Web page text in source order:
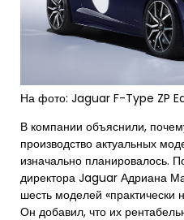
На фото: Jaguar F-Type ZP
В компании объяснили,
производство актуальных
изначально планировалось.
директора Jaguar Адриана
шесть моделей «практически
Он добавил, что их